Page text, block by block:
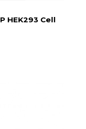
HEK293 Cell